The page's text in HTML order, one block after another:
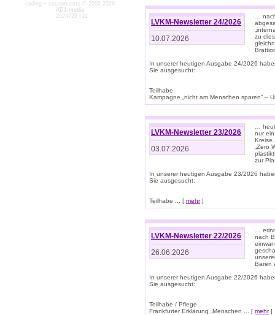
coding + custom cms © 2002-2026
AD1 media
· 2624729 | 11
LVKM-Newsletter 24/2026
10.07.2026
…
zu
In unserer heutigen Ausgabe 24/2026
Sie ausgesucht:
Teilhabe
Kampagne „nicht am Menschen sparen“ –
LVKM-Newsletter 23/2026
03.07.2026
…
nur
„Zero
zur
In unserer heutigen Ausgabe 23/2026
Sie ausgesucht:
Teilhabe ... [ mehr]
LVKM-Newsletter 22/2026
26.06.2026
…
nach
Bären
In unserer heutigen Ausgabe 22/2026
Sie ausgesucht:
Teilhabe / Pflege
Frankfurter Erklärung „Menschen ... [ mehr]